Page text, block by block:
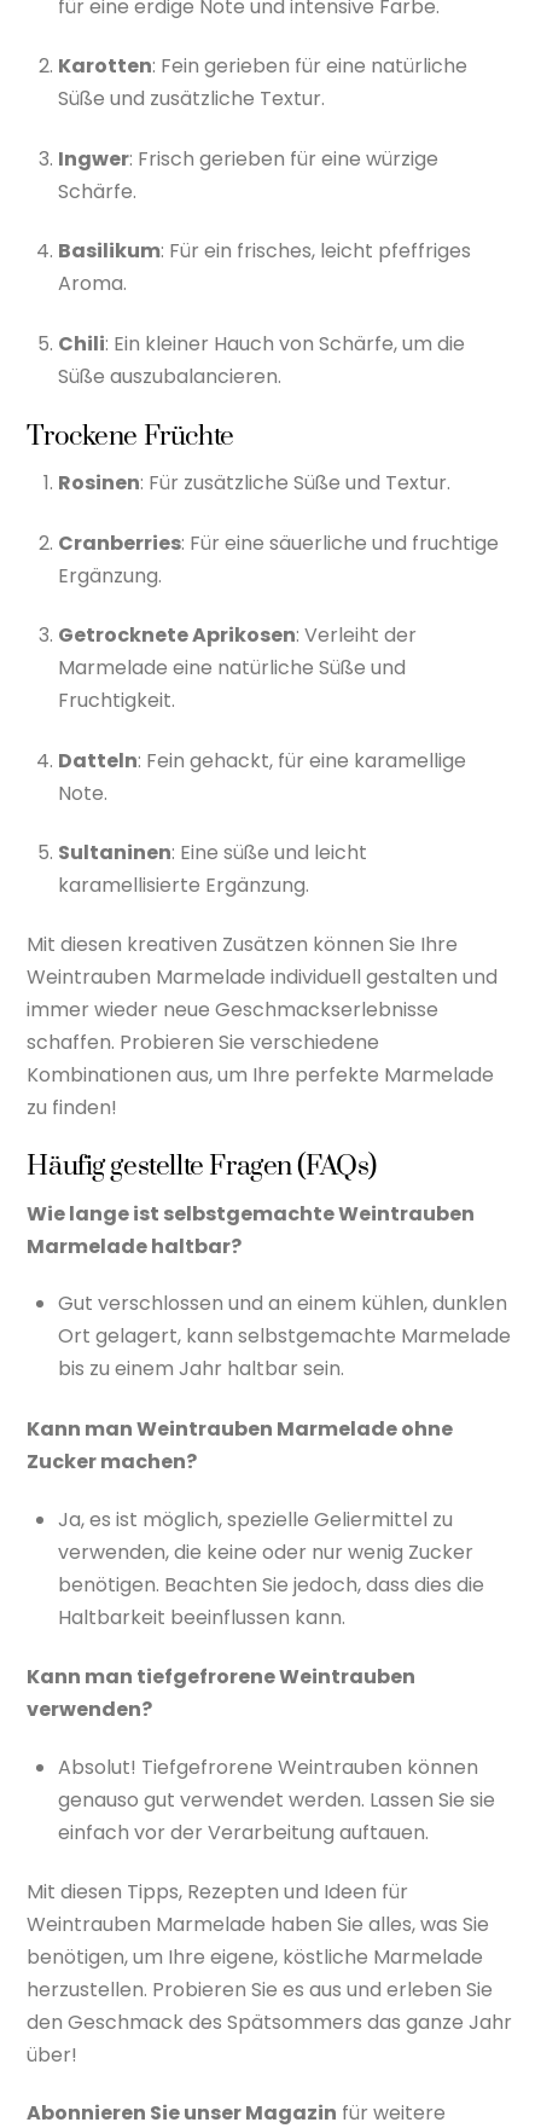
für eine erdige Note und intensive Farbe.
Karotten: Fein gerieben für eine natürliche
Süße und zusätzliche Textur.
Ingwer: Frisch gerieben für eine würzige
Schärfe.
Basilikum: Für ein frisches, leicht pfeffriges
Aroma.
Chili: Ein kleiner Hauch von Schärfe, um die
Süße auszubalancieren.
Trockene Früchte
Rosinen: Für zusätzliche Süße und Textur.
Cranberries: Für eine säuerliche und fruchtige
Ergänzung.
Getrocknete Aprikosen: Verleiht der
Marmelade eine natürliche Süße und
Fruchtigkeit.
Datteln: Fein gehackt, für eine karamellige
Note.
Sultaninen: Eine süße und leicht
karamellisierte Ergänzung.
Mit diesen kreativen Zusätzen können Sie Ihre
Weintrauben Marmelade individuell gestalten und
immer wieder neue Geschmackserlebnisse
schaffen. Probieren Sie verschiedene
Kombinationen aus, um Ihre perfekte Marmelade
zu finden!
Häufig gestellte Fragen (FAQs)
Wie lange ist selbstgemachte Weintrauben
Marmelade haltbar?
Gut verschlossen und an einem kühlen, dunklen
Ort gelagert, kann selbstgemachte Marmelade
bis zu einem Jahr haltbar sein.
Kann man Weintrauben Marmelade ohne
Zucker machen?
Ja, es ist möglich, spezielle Geliermittel zu
verwenden, die keine oder nur wenig Zucker
benötigen. Beachten Sie jedoch, dass dies die
Haltbarkeit beeinflussen kann.
Kann man tiefgefrorene Weintrauben
verwenden?
Absolut! Tiefgefrorene Weintrauben können
genauso gut verwendet werden. Lassen Sie sie
einfach vor der Verarbeitung auftauen.
Mit diesen Tipps, Rezepten und Ideen für
Weintrauben Marmelade haben Sie alles, was Sie
benötigen, um Ihre eigene, köstliche Marmelade
herzustellen. Probieren Sie es aus und erleben Sie
den Geschmack des Spätsommers das ganze Jahr
über!
Abonnieren Sie unser Magazin für weitere